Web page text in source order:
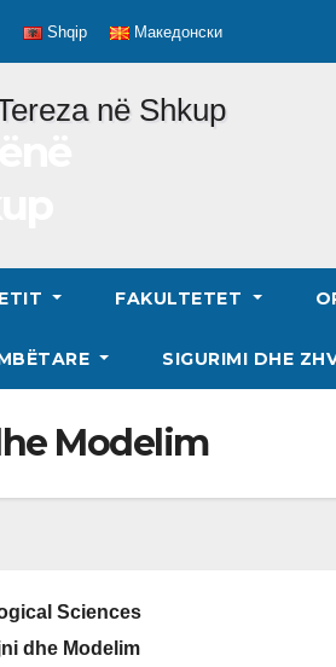
Shqip Македонски
FAKULTETET
SIGURIMI DHE
Modelim
Sciences
dhe Modelim